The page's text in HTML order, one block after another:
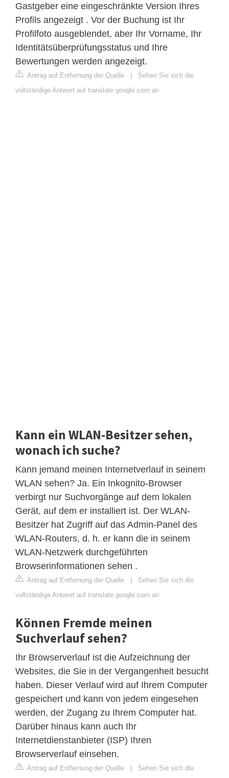
Gastgeber eine eingeschränkte Version Ihres
Profils angezeigt . Vor der Buchung ist Ihr
Profilfoto ausgeblendet, aber Ihr Vorname, Ihr
Identitätsüberprüfungsstatus und Ihre
Bewertungen werden angezeigt.
Antrag auf Entfernung der Quelle | Sehen Sie sich die
vollständige Antwort auf translate.google.com an
Kann ein WLAN-Besitzer sehen,
wonach ich suche?
Kann jemand meinen Internetverlauf in seinem
WLAN sehen? Ja. Ein Inkognito-Browser
verbirgt nur Suchvorgänge auf dem lokalen
Gerät, auf dem er installiert ist. Der WLAN-
Besitzer hat Zugriff auf das Admin-Panel des
WLAN-Routers, d. h. er kann die in seinem
WLAN-Netzwerk durchgeführten
Browserinformationen sehen .
Antrag auf Entfernung der Quelle | Sehen Sie sich die
vollständige Antwort auf translate.google.com an
Können Fremde meinen
Suchverlauf sehen?
Ihr Browserverlauf ist die Aufzeichnung der
Websites, die Sie in der Vergangenheit besucht
haben. Dieser Verlauf wird auf Ihrem Computer
gespeichert und kann von jedem eingesehen
werden, der Zugang zu Ihrem Computer hat.
Darüber hinaus kann auch Ihr
Internetdienstanbieter (ISP) Ihren
Browserverlauf einsehen.
Antrag auf Entfernung der Quelle | Sehen Sie sich die